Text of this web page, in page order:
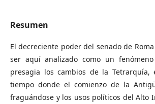
Resumen
El decreciente poder del senado de
ser aquí analizado como un
presagia los cambios de la Tetrarquía,
tiempo donde el comienzo de la
fraguándose y los usos políticos del Alto